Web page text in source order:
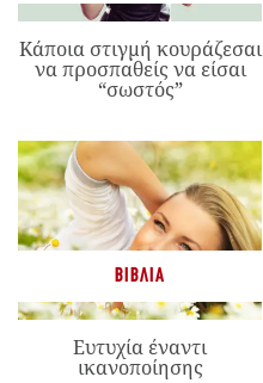
Κάποια στιγμή κουράζεσαι
να προσπαθείς να είσαι
“σωστός”
ΒΙΒΛΊΑ
Ευτυχία έναντι
ικανοποίησης